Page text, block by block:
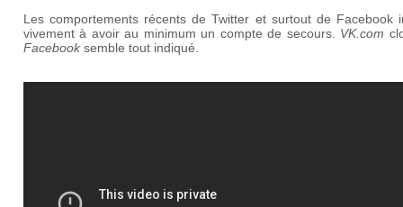
Les comportements récents de Twitter et surtout de Facebook
vivement à avoir au minimum un compte de secours. VK.com
Facebooksemble tout indiqué.